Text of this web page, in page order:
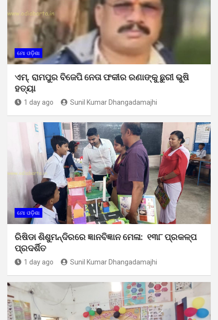
ମୋ ଓଡ଼ିଶା
ଏମ୍. ରାମପୁର ବିଜେପି ନେତା ଫକୀର ରଣାଙ୍କୁ ଛୁରୀ ଭୁଷି
ହତ୍ୟା
1 day ago Sunil Kumar Dhangadamajhi
ମୋ ଓଡ଼ିଶା
ରିଷିଡା ଶିଶୁମନ୍ଦିରରେ ଜ୍ଞାନବିଜ୍ଞାନ ମେଳା: ୧୩୮ ପ୍ରକଳ୍ପ
ପ୍ରଦର୍ଶିତ
1 day ago Sunil Kumar Dhangadamajhi